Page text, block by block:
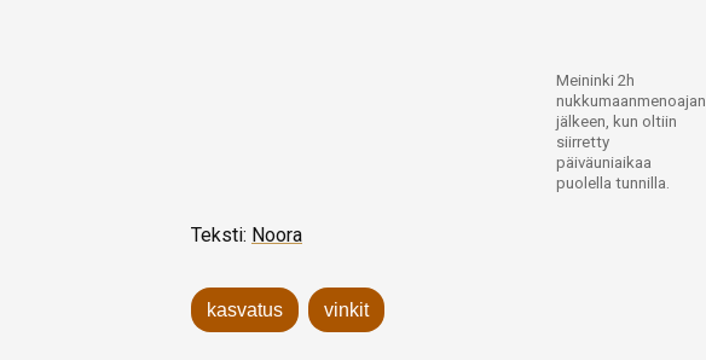
Meininki 2h
nukkumaanmenoajan
jälkeen, kun oltiin
siirretty
päiväuniaikaa
puolella tunnilla.
Teksti: Noora
kasvatus vinkit